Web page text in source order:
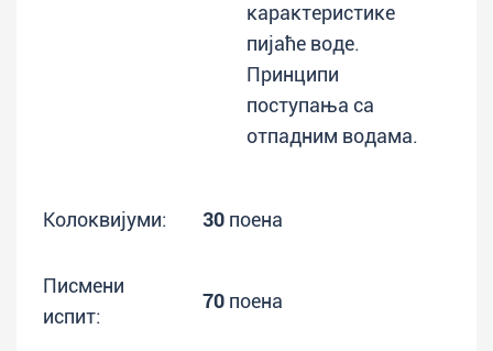
карактеристике
пијаће воде.
Принципи
поступања са
отпадним водама.
Колоквијуми: 30 поена
Писмени
испит:
70 поена